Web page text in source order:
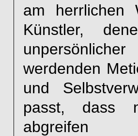
am herrlichen
Künstler,
werdenden
und
passt, dass